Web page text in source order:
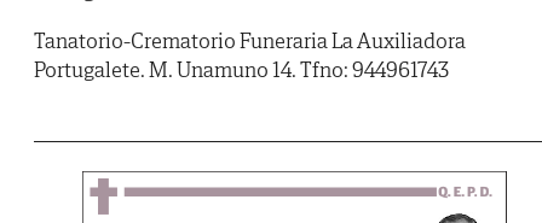
Tanatorio-Crematorio Funeraria La Auxiliadora
Portugalete. M. Unamuno 14. Tfno: 944961743